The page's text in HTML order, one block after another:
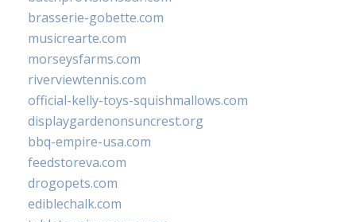
brasserie-gobette.com
musicrearte.com
morseysfarms.com
riverviewtennis.com
official-kelly-toys-squishmallows.com
displaygardenonsuncrest.org
bbq-empire-usa.com
feedstoreva.com
drogopets.com
ediblechalk.com